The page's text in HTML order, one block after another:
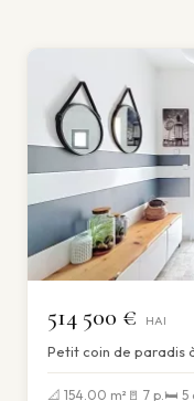
514 500 € HAI
Petit coin de paradis
📐 154.00 m² 🚪 7 p.🛏 5